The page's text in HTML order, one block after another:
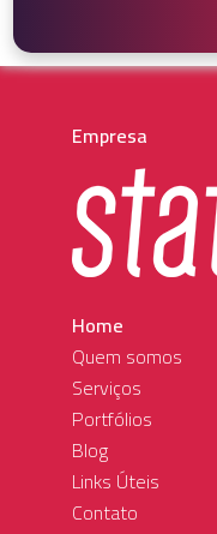
Empresa
Home
Quem somos
Serviços
Portfólios
Blog
Links Úteis
Contato